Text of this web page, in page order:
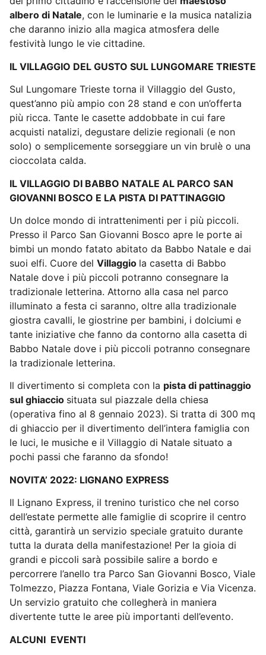
albero di Natale, con le luminarie e la musica natalizia
che daranno inizio alla magica atmosfera delle
festività lungo le vie cittadine.
IL VILLAGGIO DEL GUSTO SUL LUNGOMARE TRIESTE
Sul Lungomare Trieste torna il Villaggio del Gusto,
quest’anno più ampio con 28 stand e con un’offerta
più ricca. Tante le casette addobbate in cui fare
acquisti natalizi, degustare delizie regionali (e non
solo) o semplicemente sorseggiare un vin brulè o una
cioccolata calda.
IL VILLAGGIO DI BABBO NATALE AL PARCO SAN
GIOVANNI BOSCO E LA PISTA DI PATTINAGGIO
Un dolce mondo di intrattenimenti per i più piccoli.
Presso il Parco San Giovanni Bosco apre le porte ai
bimbi un mondo fatato abitato da Babbo Natale e dai
suoi elfi. Cuore del Villaggio la casetta di Babbo
Natale dove i più piccoli potranno consegnare la
tradizionale letterina. Attorno alla casa nel parco
illuminato a festa ci saranno, oltre alla tradizionale
giostra cavalli, le giostrine per bambini, i dolciumi e
tante iniziative che fanno da contorno alla casetta di
Babbo Natale dove i più piccoli potranno consegnare
la tradizionale letterina.
Il divertimento si completa con la pista di pattinaggio
sul ghiaccio situata sul piazzale della chiesa
(operativa fino al 8 gennaio 2023). Si tratta di 300 mq
di ghiaccio per il divertimento dell’intera famiglia con
le luci, le musiche e il Villaggio di Natale situato a
pochi passi che faranno da sfondo!
NOVITA’ 2022: LIGNANO EXPRESS
Il Lignano Express, il trenino turistico che nel corso
dell’estate permette alle famiglie di scoprire il centro
città, garantirà un servizio speciale gratuito durante
tutta la durata della manifestazione! Per la gioia di
grandi e piccoli sarà possibile salire a bordo e
percorrere l’anello tra Parco San Giovanni Bosco, Viale
Tolmezzo, Piazza Fontana, Viale Gorizia e Via Vicenza.
Un servizio gratuito che collegherà in maniera
divertente tutte le aree più importanti dell’evento.
ALCUNI EVENTI